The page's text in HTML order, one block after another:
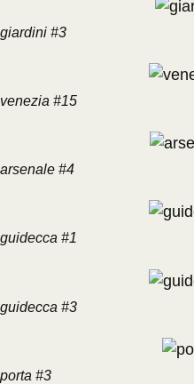
giardini #3
venezia #15
arsenale #4
guidecca #1
guidecca #3
porta #3